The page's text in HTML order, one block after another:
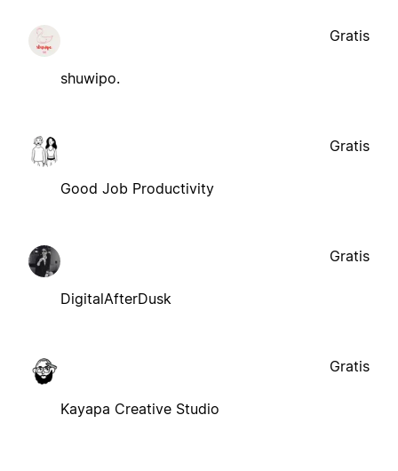
shuwipo.
Gratis
Good Job Productivity
Gratis
DigitalAfterDusk
Gratis
Kayapa Creative Studio
Gratis